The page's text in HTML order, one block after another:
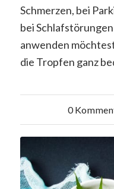
Schmerzen, bei
bei
anwenden
die Tropfen ganz
0 /